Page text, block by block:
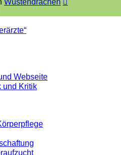
Wüstendrachen
Webseite
Kritik